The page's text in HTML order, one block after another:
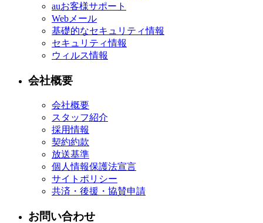
auお客様サポート
Webメール
基礎的なセキュリティ情報
セキュリティ情報
ウィルス情報
会社概要
会社概要
スタッフ紹介
採用情報
契約約款
放送基準
個人情報保護法宣言
サイトポリシー
共済・後援・協賛申請
お問い合わせ